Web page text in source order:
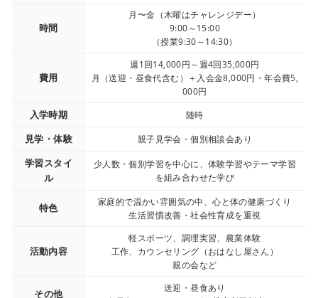
時間
月〜金（木曜はチャレンジデー）
9:00～15:00
（授業9:30～14:30）
費用
週1回14,000円～週4回35,000円
月（送迎・昼食代含む）＋入会金8,000円・年会費5,
000円
入学時期 随時
見学・体験 親子見学会・個別相談会あり
学習スタイ
ル
少人数・個別学習を中心に、体験学習やテーマ学習
を組み合わせた学び
特色
家庭的で温かい雰囲気の中、心と体の健康づくり
生活習慣改善・社会性育成を重視
活動内容
軽スポーツ、調理実習、農業体験
工作、カウンセリング（おはなし屋さん）
親の会など
その他
送迎・昼食あり